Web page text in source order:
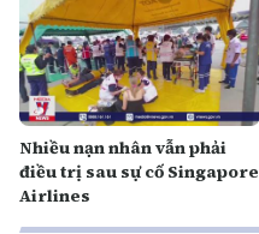
Nhiều nạn nhân vẫn phải
điều trị sau sự cố Singapore
Airlines